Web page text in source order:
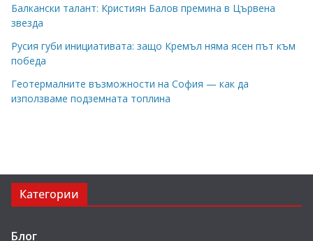
Балкански талант: Кристиян Балов премина в Цървена
звезда
Русия губи инициативата: защо Кремъл няма ясен път към
победа
Геотермалните възможности на София — как да
използваме подземната топлина
Категории
Блог